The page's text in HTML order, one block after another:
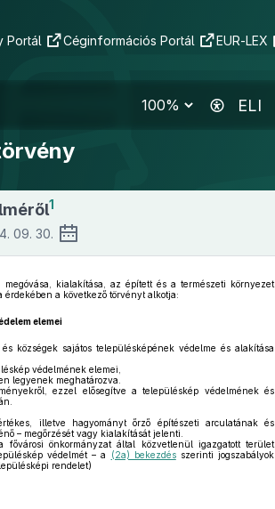
Portál Céginformációs Portál EUR-LEX
ELI
1
09. 30.
kialakítása, az épített és a természeti környezet
érdekében a következő törvényt alkotja:
elemei
községek sajátos településképének védelme és alakítása
védelmének elemei,
legyenek meghatározva.
ezzel elősegítve a településkép védelmének és
illetve hagyományt őrző építészeti arculatának és
– megőrzését vagy kialakítását jelenti.
önkormányzat által közvetlenül igazgatott terület
védelmét – a
(2a) bekezdésszerinti jogszabályok
rendelet)